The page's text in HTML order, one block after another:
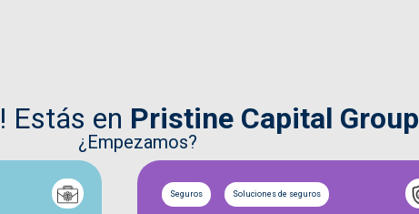
Estás en Pristine Capital Group
¿Empezamos?
Seguros Soluciones de seguros